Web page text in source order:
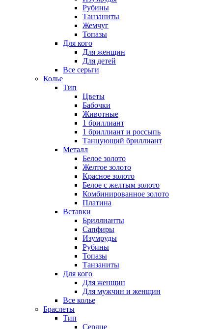
Рубины
Танзаниты
Жемчуг
Топазы
Для кого
Для женщин
Для детей
Все серьги
Колье
Тип
Цветы
Бабочки
Животные
1 бриллиант
1 бриллиант и россыпь
Танцующий бриллиант
Металл
Белое золото
Желтое золото
Красное золото
Белое с желтым золото
Комбинированное золото
Платина
Вставки
Бриллианты
Сапфиры
Изумруды
Рубины
Топазы
Танзаниты
Для кого
Для женщин
Для мужчин и женщин
Все колье
Браслеты
Тип
Сердце